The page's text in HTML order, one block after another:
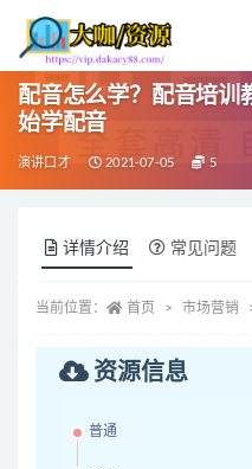
配音怎么学？配音培训
始学配音
演讲口才 2021-07-05 5
详情介绍 常见问题
当前位置： 首页 市场营销
资源信息
普通
全部